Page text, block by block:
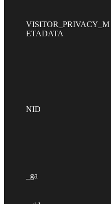
VISITOR_PRIVACY_M
ETADATA
NID
_ga